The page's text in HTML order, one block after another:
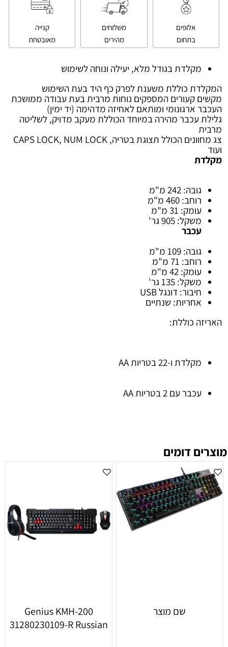
אלופים
בתחום
משלוחים
מהירים
קנייה
מאובטחת
מקלדת בגודל מלא, יעילה ונוחה לשימוש
המקלדת כוללת משענת לפרק כף היד בעת השימוש
מקשים קעורים המספקים נוחות מרבית בעת עבודה ממושכת
העכבר ארגונומי ומותאם לאחיזה מדהימה (יד ימין)
גלילת עכבר מהירה במיוחד הכוללת מעקב מדויק, לשליטה
מרבית
צג מחוונים הכולל תצוגת בטריה, CAPS LOCK, NUM LOCK
ועוד
מקלדת
גובה: 242 מ"מ
רוחב: 460 מ"מ
עומק: 31 מ"מ
משקל: 905 גר'
עכבר
גובה: 109 מ"מ
רוחב: 71 מ"מ
עומק: 42 מ"מ
משקל: 135 גר'
חיבור: דונגל USB
אחריות: שנתיים
האריזה כוללת:
מקלדת ו-22 בטריות AA
עכבר עם 2 בטריות AA
מוצרים דומים
שם מוצר
Genius KMH-200
31280230109-R Russian